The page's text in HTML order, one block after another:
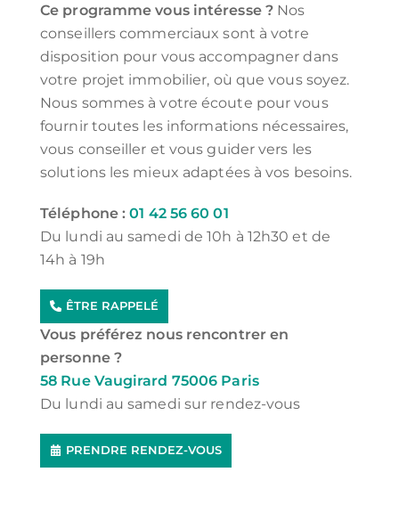
Ce programme vous intéresse ?Nos
conseillers commerciaux sont à votre
disposition pour vous accompagner dans
votre projet immobilier, où que vous soyez.
Nous sommes à votre écoute pour vous
fournir toutes les informations nécessaires,
vous conseiller et vous guider vers les
solutions les mieux adaptées à vos besoins.
Téléphone :01 42 56 60 01
Du lundi au samedi de 10h à 12h30 et de
14h à 19h
ÊTRE RAPPELÉ
Vous préférez nous rencontrer en
personne ?
58 Rue Vaugirard 75006 Paris
Du lundi au samedi sur rendez-vous
PRENDRE RENDEZ-VOUS